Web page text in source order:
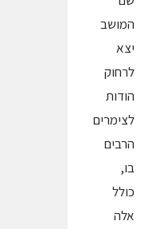
המושב
יצא
לרחוק
הודות
לצימרים
הרבים
בו,
כולל
אלה